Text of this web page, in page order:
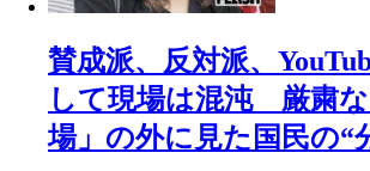
賛成派、反対派、
して現場は混沌 厳粛
場」の外に見た国民の“